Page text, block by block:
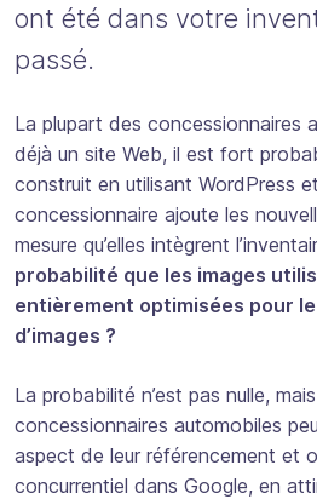
ont été dans votre
passé.
La plupart des concessionnaires
déjà un site Web, il est fort
construit en utilisant WordPress
concessionnaire ajoute les
mesure qu’elles intègrent
probabilité que les images
entièrement optimisées pour
d’images ?
La probabilité n’est pas nulle,
concessionnaires automobiles
aspect de leur référencement et
concurrentiel dans Google, en